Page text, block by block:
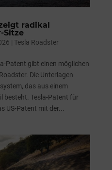
radikal
Sitze
| Tesla Roadster
Patent gibt einen möglichen
Die Unterlagen
das aus einem
besteht. Tesla-Patent für
US-Patent mit der...